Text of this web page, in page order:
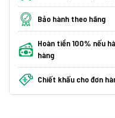
Bảo hành theo hãng
Hoàn tiền 100% nếu
hàng
Chiết khấu cho đơn